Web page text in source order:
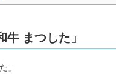
まつした」